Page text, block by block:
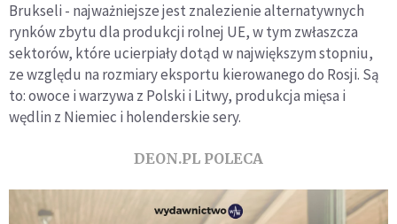
Brukseli - najważniejsze jest znalezienie alternatywnych
rynków zbytu dla produkcji rolnej UE, w tym zwłaszcza
sektorów, które ucierpiały dotąd w największym stopniu,
ze względu na rozmiary eksportu kierowanego do Rosji. Są
to: owoce i warzywa z Polski i Litwy, produkcja mięsa i
wędlin z Niemiec i holenderskie sery.
DEON.PL POLECA